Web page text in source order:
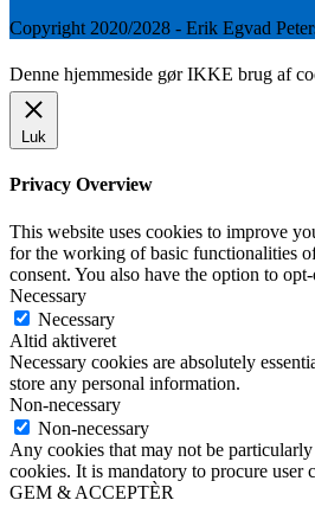
Copyright 2020/2028 - Erik Egvad
Denne hjemmeside gør IKKE brug af
Luk
Privacy Overview
This website uses cookies to improve
for the working of basic functionalities
consent. You also have the option to
Necessary
Necessary
Altid aktiveret
Necessary cookies are absolutely
store any personal information.
Non-necessary
Non-necessary
Any cookies that may not be
cookies. It is mandatory to procure user
GEM & ACCEPTÈR